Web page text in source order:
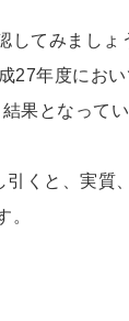
てみましょ
27年度にお
果となってい
くと、実質
。